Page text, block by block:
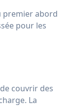
premier abord
pour les
couvrir des
La